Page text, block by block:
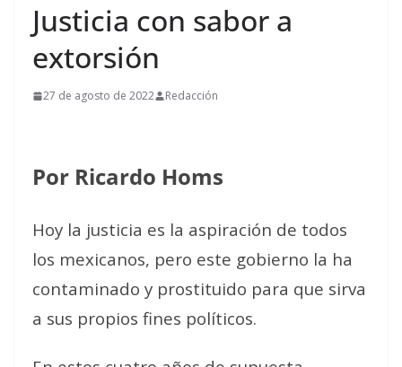
Justicia con sabor a
extorsión
27 de agosto de 2022 Redacción
Por Ricardo Homs
Hoy la justicia es la aspiración de todos
los mexicanos, pero este gobierno la ha
contaminado y prostituido para que sirva
a sus propios fines políticos.